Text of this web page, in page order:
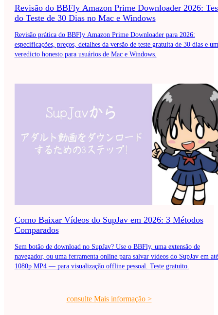
Revisão do BBFly Amazon Prime Downloader 2026:
do Teste de 30 Dias no Mac e Windows
Revisão prática do BBFly Amazon Prime Downloader para 2026:
especificações, preços, detalhes da versão de teste gratuita de 30 dias e um
veredicto honesto para usuários de Mac e Windows.
Como Baixar Vídeos do SupJav em 2026: 3 Métodos
Comparados
Sem botão de download no SupJav? Use o BBFly, uma extensão de
navegador, ou uma ferramenta online para salvar vídeos do SupJav em até
1080p MP4 — para visualização offline pessoal. Teste gratuito.
consulte Mais informação>